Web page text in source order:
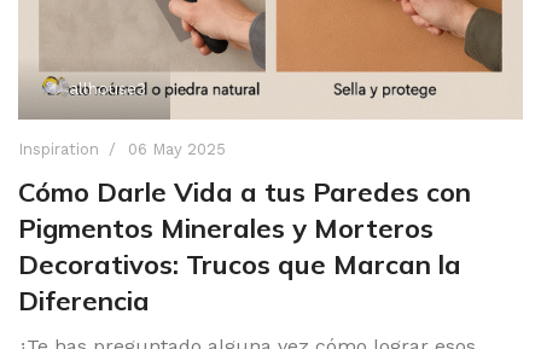
allhouse3
Inspiration 06 May 2025
Cómo Darle Vida a tus Paredes con
Pigmentos Minerales y Morteros
Decorativos: Trucos que Marcan la
Diferencia